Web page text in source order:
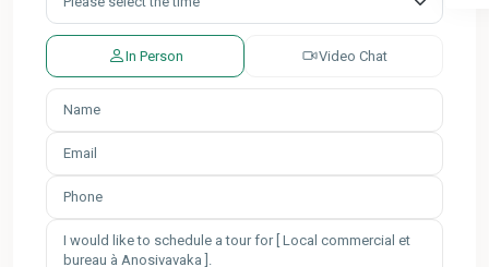
In Person Video Chat